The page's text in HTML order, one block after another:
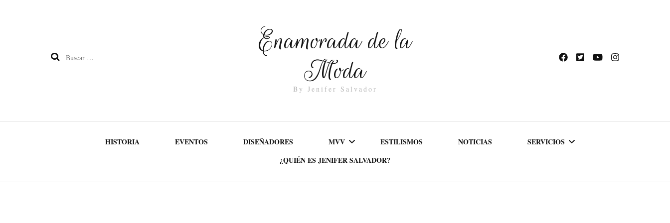
Buscar:
Enamorada de la
Moda
By Jenifer Salvador
HISTORIA EVENTOS DISEÑADORES MVV ESTILISMOS NOTICIAS SERVICIOS
¿QUIÉN ES JENIFER SALVADOR?